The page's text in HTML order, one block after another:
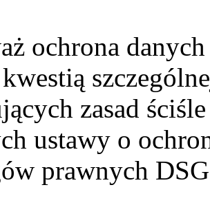
ochrona
zasad
ustawy o
prawnych